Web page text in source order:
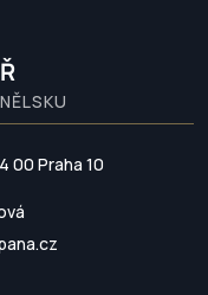
00 Praha 10